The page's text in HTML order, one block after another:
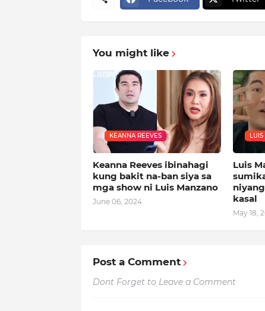
You might like
KEANNA REEVES
Keanna Reeves ibinahagi
kung bakit na-ban siya sa
mga show ni Luis Manzano
June 06, 2024
Luis
kasal
May 18,
Post a Comment
Dont Forget to Leave a Comment